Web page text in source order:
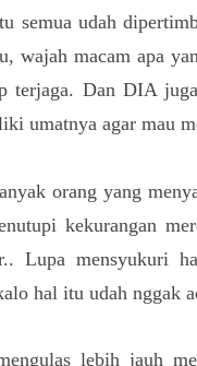
semua udah
wajah macam apa
terjaga. Dan DIA
umatnya agar mau
orang yang
kekurangan
Lupa mensyukuri
hal itu udah nggak
lebih jauh